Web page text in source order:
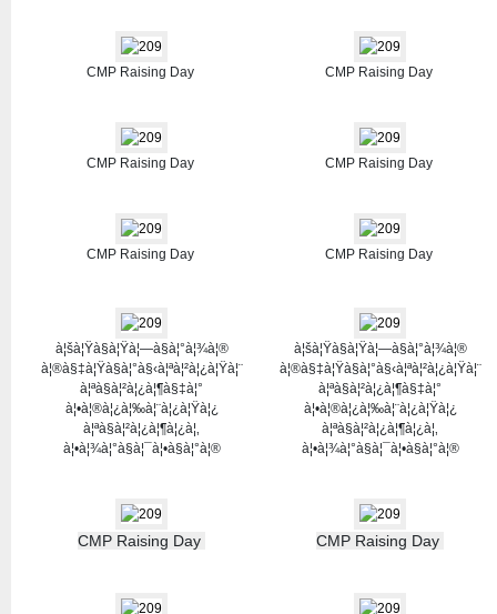
CMP Raising Day CMP Raising Day
CMP Raising Day CMP Raising Day
CMP Raising Day CMP Raising Day
à¦šà¦Ÿà§à¦Ÿà¦—à§à¦°à¦¾à¦®
à¦®à§‡à¦Ÿà§à¦°à§‹à¦ªà¦²à¦¿à¦Ÿà¦¨
à¦ªà§à¦²à¦¿à¦¶à§‡à¦°
à¦•à¦®à¦¿à¦‰à¦¨à¦¿à¦Ÿà¦¿
à¦ªà§à¦²à¦¿à¦¶à¦¿à¦‚
à¦•à¦¾à¦°à§à¦¯à¦•à§à¦°à¦®
à¦šà¦Ÿà§à¦Ÿà¦—à§à¦°à¦¾à¦®
à¦®à§‡à¦Ÿà§à¦°à§‹à¦ªà¦²à¦¿à¦Ÿà¦¨
à¦ªà§à¦²à¦¿à¦¶à§‡à¦°
à¦•à¦®à¦¿à¦‰à¦¨à¦¿à¦Ÿà¦¿
à¦ªà§à¦²à¦¿à¦¶à¦¿à¦‚
à¦•à¦¾à¦°à§à¦¯à¦•à§à¦°à¦®
CMP Raising Day CMP Raising Day